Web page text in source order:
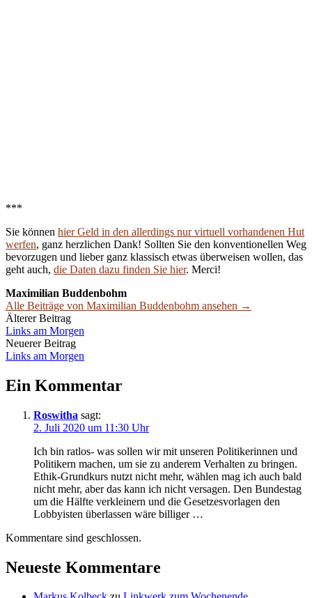
***
Sie können hier Geld in den allerdings nur virtuell vorhandenen Hut
werfen, ganz herzlichen Dank! Sollten Sie den konventionellen Weg
bevorzugen und lieber ganz klassisch etwas überweisen wollen, das
geht auch, die Daten dazu finden Sie hier. Merci!
Maximilian Buddenbohm
Alle Beiträge von Maximilian Buddenbohm ansehen →
Beitrags-
Navigation
Älterer Beitrag
Links am Morgen
Neuerer Beitrag
Links am Morgen
Ein Kommentar
Roswitha sagt:
2. Juli 2020 um 11:30 Uhr
Ich bin ratlos- was sollen wir mit unseren Politikerinnen und
Politikern machen, um sie zu anderem Verhalten zu bringen.
Ethik-Grundkurs nutzt nicht mehr, wählen mag ich auch bald
nicht mehr, aber das kann ich nicht versagen. Den Bundestag
um die Hälfte verkleinern und die Gesetzesvorlagen den
Lobbyisten überlassen wäre billiger …
Kommentare sind geschlossen.
Neueste Kommentare